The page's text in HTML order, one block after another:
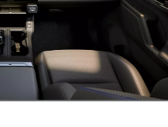
opcije
vaša